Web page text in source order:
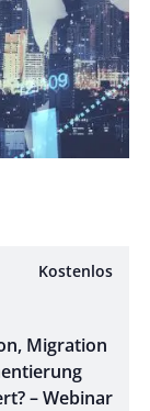
Kostenlos
Migration
– Webinar